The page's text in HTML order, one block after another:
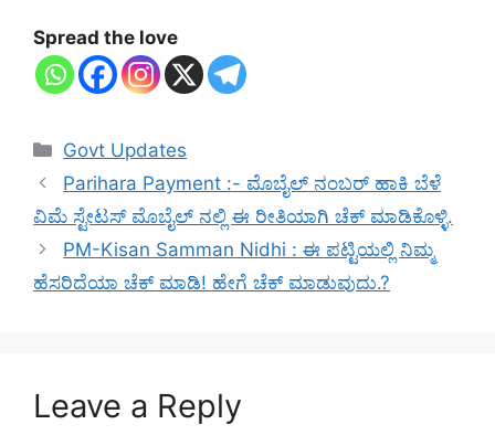
Spread the love
Categories
Govt Updates
Parihara Payment :- ಮೊಬೈಲ್ ನಂಬರ್ ಹಾಕಿ ಬೆಳೆ
ವಿಮೆ ಸ್ಟೇಟಸ್ ಮೊಬೈಲ್ ನಲ್ಲಿ ಈ ರೀತಿಯಾಗಿ ಚೆಕ್ ಮಾಡಿಕೊಳ್ಳಿ.
PM-Kisan Samman Nidhi : ಈ ಪಟ್ಟಿಯಲ್ಲಿ ನಿಮ್ಮ
ಹೆಸರಿದೆಯಾ ಚೆಕ್ ಮಾಡಿ! ಹೇಗೆ ಚೆಕ್ ಮಾಡುವುದು.?
Leave a Reply